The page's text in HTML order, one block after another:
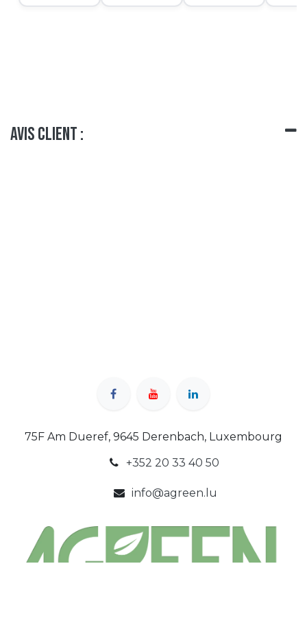
Avis client :
75F Am Dueref, 9645 Derenbach, Luxembourg
+352 20 33 40 50
info@agreen.lu